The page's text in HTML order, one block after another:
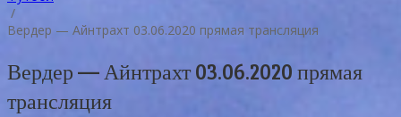
/
Вердер — Айнтрахт 03.06.2020 прямая трансляция
Вердер — Айнтрахт 03.06.2020 прямая
трансляция